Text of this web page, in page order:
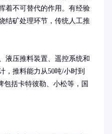
着不可替代的作用。有经验
结矿处理环节，传统人工推
液压推料装置、遥控系统和
，推料能力从50吨/小时到
包括卡特彼勒、小松等，国